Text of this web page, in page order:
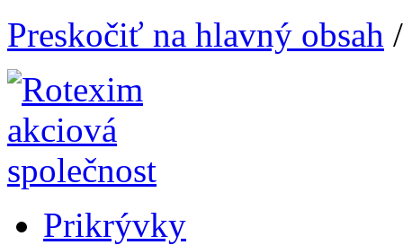
Preskočiť na hlavný obsah
Prikrývky